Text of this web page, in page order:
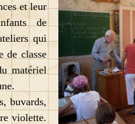
et leur
de
qui
de classe
matériel
buvards,
violette.